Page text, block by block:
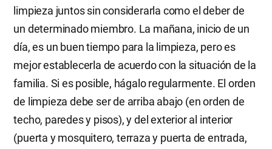
limpieza juntos sin considerarla como el deber de
un determinado miembro. La mañana, inicio de un
día, es un buen tiempo para la limpieza, pero es
mejor establecerla de acuerdo con la situación de la
familia. Si es posible, hágalo regularmente. El orden
de limpieza debe ser de arriba abajo (en orden de
techo, paredes y pisos), y del exterior al interior
(puerta y mosquitero, terraza y puerta de entrada,